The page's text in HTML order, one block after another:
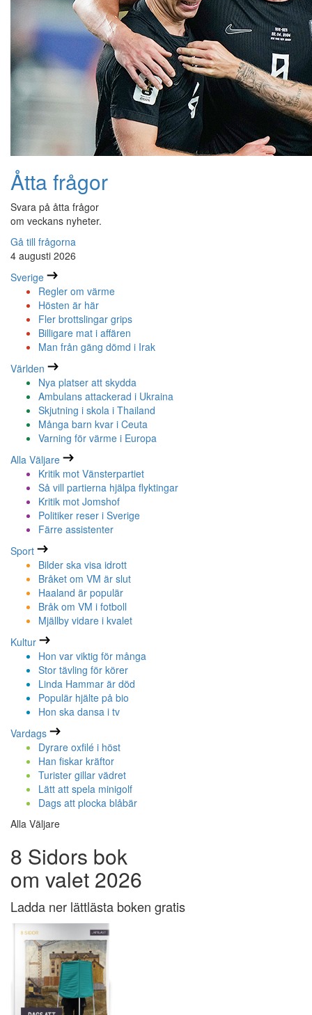
Åtta frågor
Svara på åtta frågor
om veckans nyheter.
Gå till frågorna
4 augusti 2026
Sverige
Regler om värme
Hösten är här
Fler brottslingar grips
Billigare mat i affären
Man från gäng dömd i Irak
Världen
Nya platser att skydda
Ambulans attackerad i Ukraina
Skjutning i skola i Thailand
Många barn kvar i Ceuta
Varning för värme i Europa
Alla Väljare
Kritik mot Vänsterpartiet
Så vill partierna hjälpa flyktingar
Kritik mot Jomshof
Politiker reser i Sverige
Färre assistenter
Sport
Bilder ska visa idrott
Bråket om VM är slut
Haaland är populär
Bråk om VM i fotboll
Mjällby vidare i kvalet
Kultur
Hon var viktig för många
Stor tävling för körer
Linda Hammar är död
Populär hjälte på bio
Hon ska dansa i tv
Vardags
Dyrare oxfilé i höst
Han fiskar kräftor
Turister gillar vädret
Lätt att spela minigolf
Dags att plocka blåbär
Alla Väljare
8 Sidors bok
om valet 2026
Ladda ner lättlästa boken gratis